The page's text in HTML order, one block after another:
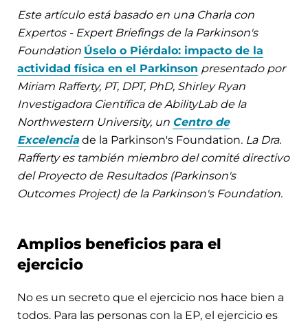
Este artículo está basado en una Charla con
Expertos - Expert Briefings de la Parkinson's
Foundation Úselo o Piérdalo: impacto de la
actividad física en el Parkinson presentado por
Miriam Rafferty, PT, DPT, PhD, Shirley Ryan
Investigadora Científica de AbilityLab de la
Northwestern University, un Centro de
Excelenciade la Parkinson's Foundation. La Dra.
Rafferty es también miembro del comité directivo
del Proyecto de Resultados (Parkinson's
Outcomes Project) de la Parkinson's Foundation.
Amplios beneficios para el
ejercicio
No es un secreto que el ejercicio nos hace bien a
todos. Para las personas con la EP, el ejercicio es